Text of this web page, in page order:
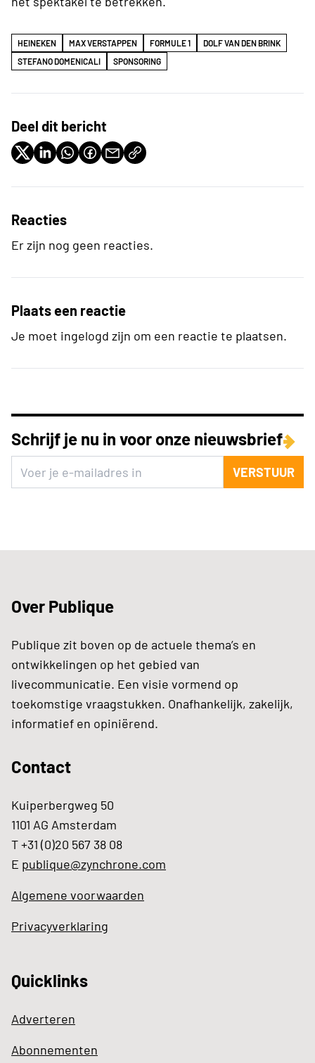
HEINEKEN MAX VERSTAPPEN FORMULE 1
DOLF VAN DEN BRINK
STEFANO DOMENICALI
SPONSORING
Deel dit bericht
Reacties
Er zijn nog geen reacties.
Plaats een reactie
Je moet ingelogd zijn om een reactie te plaatsen.
Schrijf je nu in voor onze nieuwsbrief
VERSTUUR
Over Publique
Publique zit boven op de actuele thema’s en
ontwikkelingen op het gebied van
livecommunicatie. Een visie vormend op
toekomstige vraagstukken. Onafhankelijk, zakelijk,
informatief en opiniërend.
Contact
Kuiperbergweg 50
1101 AG Amsterdam
T +31 (0)20 567 38 08
E publique@zynchrone.com
Algemene voorwaarden
Privacyverklaring
Quicklinks
Adverteren
Abonnementen